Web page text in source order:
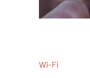
Wi-Fi